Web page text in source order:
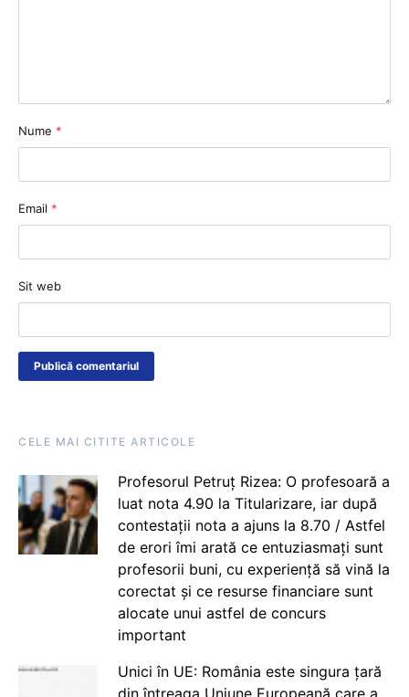
Nume *
Email *
Sit web
CELE MAI CITITE ARTICOLE
Profesorul Petruț Rizea: O profesoară a
luat nota 4.90 la Titularizare, iar după
contestații nota a ajuns la 8.70 / Astfel
de erori îmi arată ce entuziasmați sunt
profesorii buni, cu experiență să vină la
corectat și ce resurse financiare sunt
alocate unui astfel de concurs
important
Unici în UE: România este singura țară
din întreaga Uniune Europeană care a